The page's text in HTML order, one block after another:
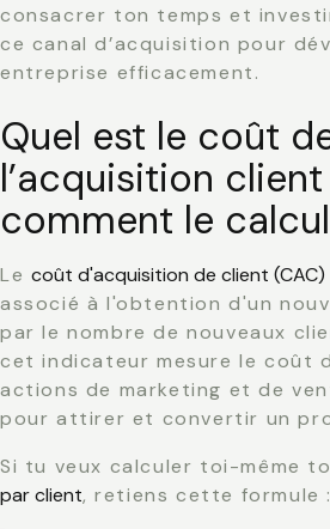
consacrer ton temps et
ce canal d’acquisition pour
entreprise efficacement.
Quel est le coût
l’acquisition
comment le
Le coût d'acquisition de client (CAC)
associé à l'obtention d'un
par le nombre de nouveaux
cet indicateur mesure le coût
actions de marketing et de
pour attirer et convertir un
Si tu veux calculer toi-même
par client, retiens cette formule :